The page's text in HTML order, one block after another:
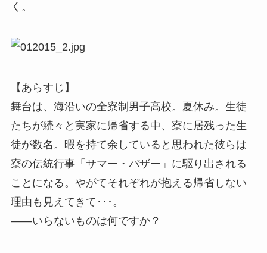
く。
【あらすじ】
舞台は、海沿いの全寮制男子高校。夏休み。生徒
たちが続々と実家に帰省する中、寮に居残った生
徒が数名。暇を持て余していると思われた彼らは
寮の伝統行事「サマー・バザー」に駆り出される
ことになる。やがてそれぞれが抱える帰省しない
理由も見えてきて･･･。
——いらないものは何ですか？